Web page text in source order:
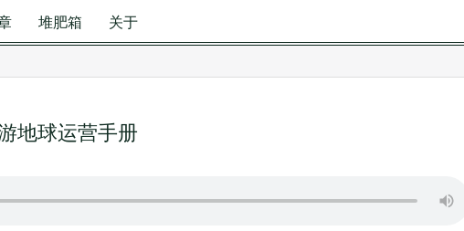
堆肥箱 关于
地球运营手册